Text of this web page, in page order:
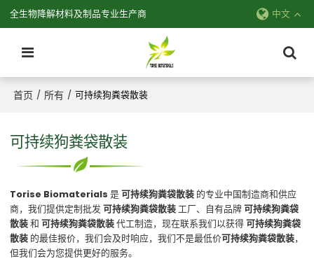
全生物降解材料及制品专业生产商 中文
首页 / 所有 / 可持续狗粪袋散装
可持续狗粪袋散装
Torise Biomaterials 是可持续狗粪袋散装 的专业中国制造商和供应
商，我们提供定制批发可持续狗粪袋散装工厂、自有品牌可持续狗粪袋
散装和可持续狗粪袋散装代工制造，现在联系我们以获得可持续狗粪袋
散装 的最佳报价，我们会及时响应，我们不是最低价可持续狗粪袋散装，
但我们会为您提供更好的服务。